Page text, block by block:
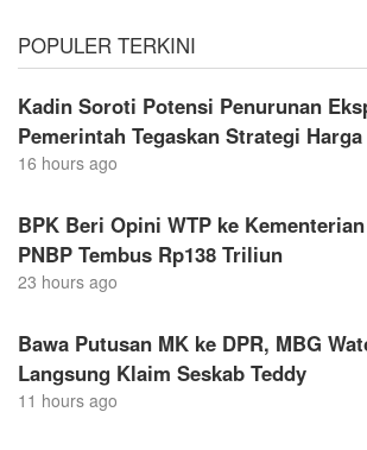
POPULER TERKINI
Kadin Soroti Potensi Penurunan
Pemerintah Tegaskan Strategi Harga
16 hours ago
BPK Beri Opini WTP ke Kementerian
PNBP Tembus Rp138 Triliun
23 hours ago
Bawa Putusan MK ke DPR, MBG
Langsung Klaim Seskab Teddy
11 hours ago